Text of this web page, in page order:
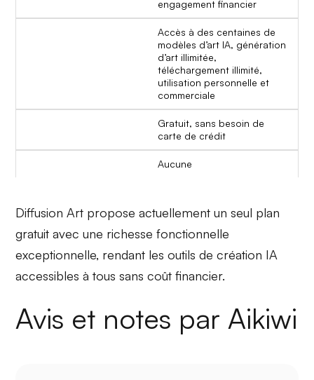
engagement financier
Accès à des centaines de
modèles d’art IA, génération
d’art illimitée,
téléchargement illimité,
utilisation personnelle et
commerciale
Gratuit, sans besoin de
carte de crédit
Aucune
Diffusion Art propose actuellement un seul plan
gratuit avec une richesse fonctionnelle
exceptionnelle, rendant les outils de création IA
accessibles à tous sans coût financier.
Avis et notes par Aikiwi